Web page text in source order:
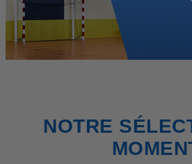
NOTRE